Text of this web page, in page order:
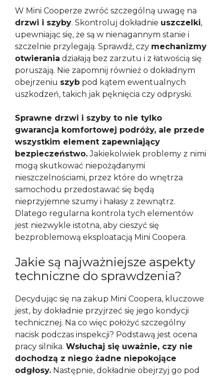
W Mini Cooperze zwróć szczególną uwagę na
drzwi i szyby. Skontroluj dokładnie uszczelki,
upewniając się, że są w nienagannym stanie i
szczelnie przylegają. Sprawdź, czy mechanizmy
otwierania działają bez zarzutu i z łatwością się
poruszają. Nie zapomnij również o dokładnym
obejrzeniu szyb pod kątem ewentualnych
uszkodzeń, takich jak pęknięcia czy odpryski.
Sprawne drzwi i szyby to nie tylko
gwarancja komfortowej podróży, ale przede
wszystkim element zapewniający
bezpieczeństwo.Jakiekolwiek problemy z nimi
mogą skutkować niepożądanymi
nieszczelnościami, przez które do wnętrza
samochodu przedostawać się będą
nieprzyjemne szumy i hałasy z zewnątrz.
Dlatego regularna kontrola tych elementów
jest niezwykle istotna, aby cieszyć się
bezproblemową eksploatacją Mini Coopera.
Jakie są najważniejsze aspekty
techniczne do sprawdzenia?
Decydując się na zakup Mini Coopera, kluczowe
jest, by dokładnie przyjrzeć się jego kondycji
technicznej. Na co więc położyć szczególny
nacisk podczas inspekcji? Podstawą jest ocena
pracy silnika. Wsłuchaj się uważnie, czy nie
dochodzą z niego żadne niepokojące
odgłosy. Następnie, dokładnie obejrzyj go pod